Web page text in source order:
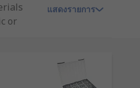
or
can
แสดงรายการ